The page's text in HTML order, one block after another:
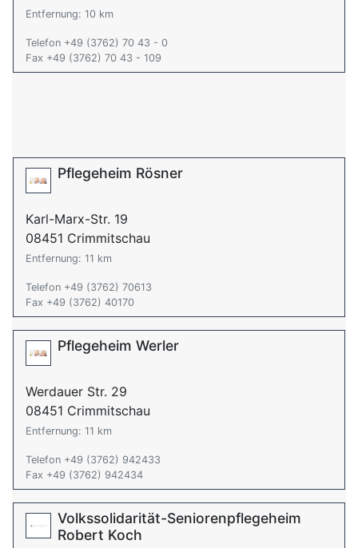
Entfernung: 10 km
Telefon +49 (3762) 70 43 - 0
Fax +49 (3762) 70 43 - 109
Pflegeheim Rösner
Karl-Marx-Str. 19
08451 Crimmitschau
Entfernung: 11 km
Telefon +49 (3762) 70613
Fax +49 (3762) 40170
Pflegeheim Werler
Werdauer Str. 29
08451 Crimmitschau
Entfernung: 11 km
Telefon +49 (3762) 942433
Fax +49 (3762) 942434
Volkssolidarität-Seniorenpflegeheim
Robert Koch